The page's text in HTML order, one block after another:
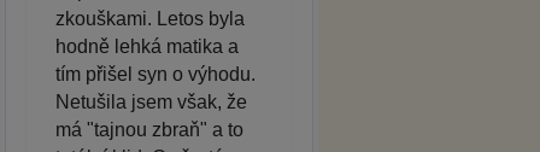
zkouškami. Letos byla
hodně lehká matika a
tím přišel syn o výhodu.
Netušila jsem však, že
má "tajnou zbraň" a to